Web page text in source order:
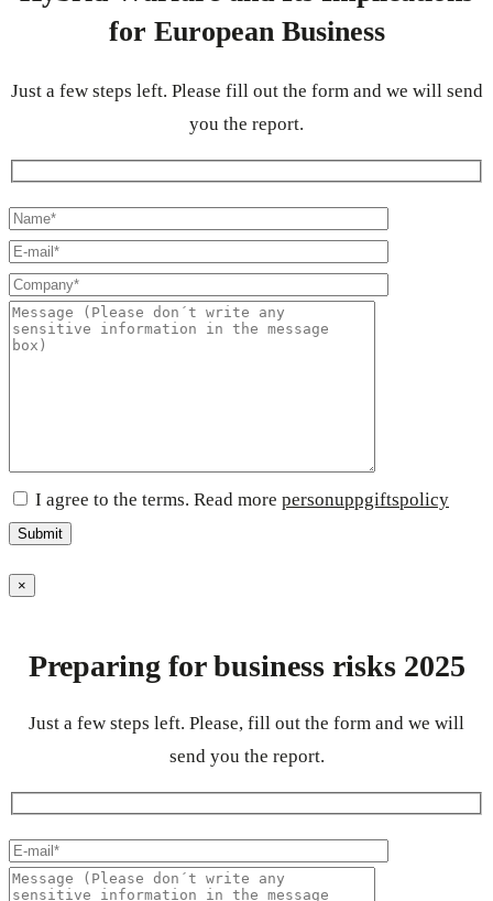
for European Business
Just a few steps left. Please fill out the form and we will send
you the report.
I agree to the terms. Read more personuppgiftspolicy
×
Preparing for business risks 2025
Just a few steps left. Please, fill out the form and we will
send you the report.